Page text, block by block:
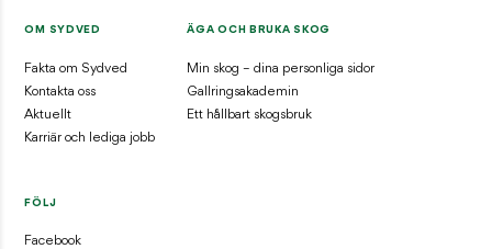
OM SYDVED
Fakta om Sydved
Kontakta oss
Aktuellt
Karriär och lediga jobb
ÄGA OCH BRUKA SKOG
Min skog – dina personliga sidor
Gallringsakademin
Ett hållbart skogsbruk
FÖLJ
Facebook